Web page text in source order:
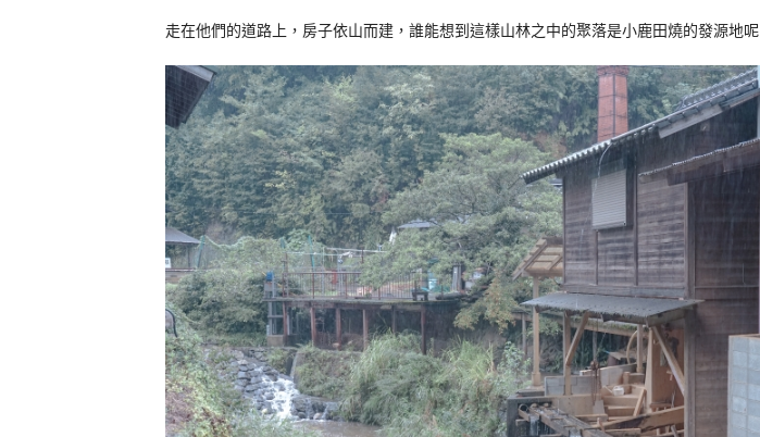
走在他們的道路上，房子依山而建，誰能想到這樣山林之中的聚落是小鹿田燒的發源地呢